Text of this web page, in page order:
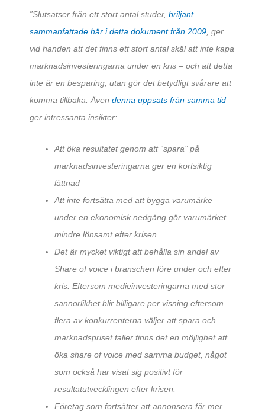
”Slutsatser från ett stort antal studer, briljant
sammanfattade här i detta dokument från 2009 , ger
vid handen att det finns ett stort antal skäl att inte kapa
marknadsinvesteringarna under en kris – och att detta
inte är en besparing, utan gör det betydligt svårare att
komma tillbaka. Även denna uppsats från samma tid
ger intressanta insikter:
Att öka resultatet genom att “spara” på
marknadsinvesteringarna ger en kortsiktig
lättnad
Att inte fortsätta med att bygga varumärke
under en ekonomisk nedgång gör varumärket
mindre lönsamt efter krisen.
Det är mycket viktigt att behålla sin andel av
Share of voice i branschen före under och efter
kris. Eftersom medieinvesteringarna med stor
sannorlikhet blir billigare per visning eftersom
flera av konkurrenterna väljer att spara och
marknadspriset faller finns det en möjlighet att
öka share of voice med samma budget, något
som också har visat sig positivt för
resultatutvecklingen efter krisen.
Företag som fortsätter att annonsera får mer